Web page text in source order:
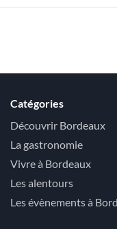
Catégories
Découvrir Bordeaux
La gastronomie
Vivre à Bordeaux
Les alentours
Les évènements à